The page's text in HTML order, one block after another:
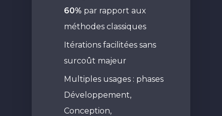
60% par rapport aux
méthodes classiques
Itérations facilitées sans
surcoût majeur
Multiples usages : phases
Développement,
Conception,